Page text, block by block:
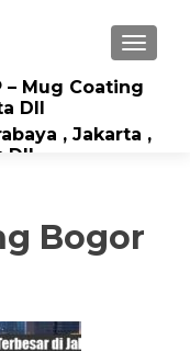
– Mug Coating
Dll
, Jakarta ,
Dll
Bogor